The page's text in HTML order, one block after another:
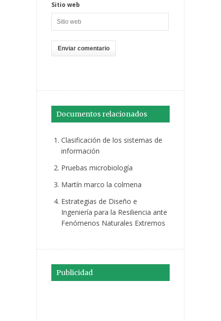
Sitio web
Documentos relacionados
Clasificación de los sistemas de
información
Pruebas microbiología
Martín marco la colmena
Estrategias de Diseño e
Ingeniería para la Resiliencia ante
Fenómenos Naturales Extremos
Publicidad